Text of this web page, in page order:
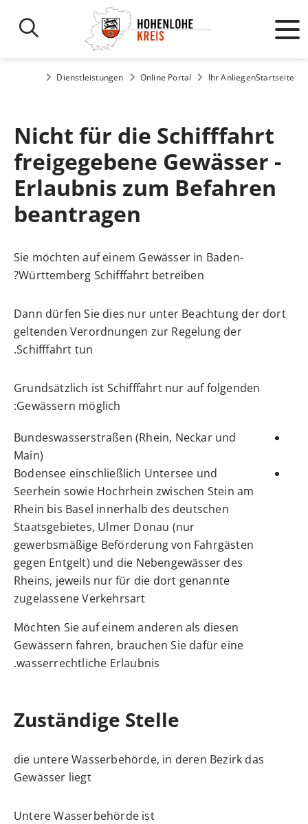
Startseite
Ihr Anliegen
Online Portal
Dienstleistungen
Nicht für die Schifffahrt
freigegebene Gewässer -
Erlaubnis zum Befahren
beantragen
Sie möchten auf einem Gewässer in Baden-
Württemberg Schifffahrt betreiben?
Dann dürfen Sie dies nur unter Beachtung der dort
geltenden Verordnungen zur Regelung der
Schifffahrt tun.
Grundsätzlich ist Schifffahrt nur auf folgenden
Gewässern möglich:
Bundeswasserstraßen (Rhein, Neckar und
Main)
Bodensee einschließlich Untersee und
Seerhein sowie Hochrhein zwischen Stein am
Rhein bis Basel innerhalb des deutschen
Staatsgebietes, Ulmer Donau (nur
gewerbsmäßige Beförderung von Fahrgästen
gegen Entgelt) und die Nebengewässer des
Rheins, jeweils nur für die dort genannte
zugelassene Verkehrsart
Möchten Sie auf einem anderen als diesen
Gewässern fahren, brauchen Sie dafür eine
wasserrechtliche Erlaubnis.
Zuständige Stelle
die untere Wasserbehörde, in deren Bezirk das
Gewässer liegt
Untere Wasserbehörde ist